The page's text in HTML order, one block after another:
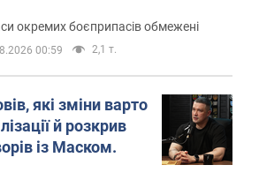
окремих боєприпасів обмежені
00:59 2,1 т.
які зміни варто
й розкрив
із Маском.